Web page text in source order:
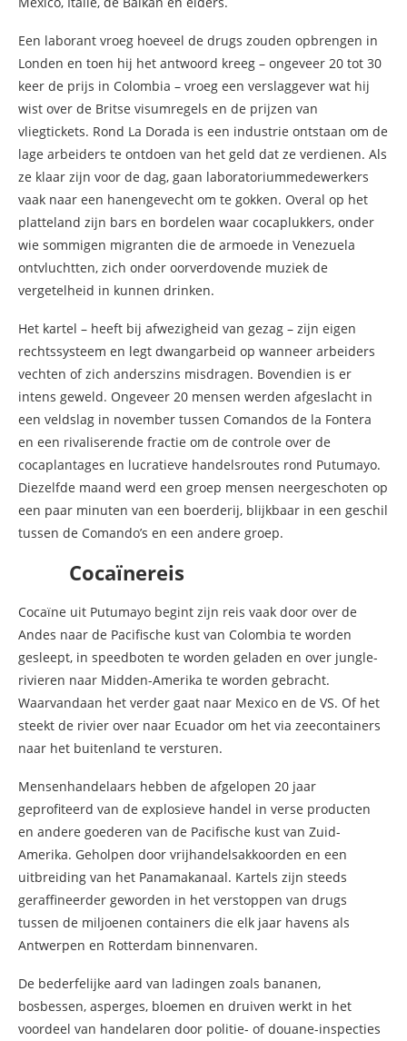
Een laborant vroeg hoeveel de drugs zouden opbrengen in
Londen en toen hij het antwoord kreeg – ongeveer 20 tot 30
keer de prijs in Colombia – vroeg een verslaggever wat hij
wist over de Britse visumregels en de prijzen van
vliegtickets. Rond La Dorada is een industrie ontstaan ​​om de
lage arbeiders te ontdoen van het geld dat ze verdienen. Als
ze klaar zijn voor de dag, gaan laboratoriummedewerkers
vaak naar een hanengevecht om te gokken. Overal op het
platteland zijn bars en bordelen waar cocaplukkers, onder
wie sommigen migranten die de armoede in Venezuela
ontvluchtten, zich onder oorverdovende muziek de
vergetelheid in kunnen drinken.
Het kartel – heeft bij afwezigheid van gezag – zijn eigen
rechtssysteem en legt dwangarbeid op wanneer arbeiders
vechten of zich anderszins misdragen. Bovendien is er
intens geweld. Ongeveer 20 mensen werden afgeslacht in
een veldslag in november tussen Comandos de la Fontera
en een rivaliserende fractie om de controle over de
cocaplantages en lucratieve handelsroutes rond Putumayo.
Diezelfde maand werd een groep mensen neergeschoten op
een paar minuten van een boerderij, blijkbaar in een geschil
tussen de Comando’s en een andere groep.
Cocaïnereis
Cocaïne uit Putumayo begint zijn reis vaak door over de
Andes naar de Pacifische kust van Colombia te worden
gesleept, in speedboten te worden geladen en over jungle-
rivieren naar Midden-Amerika te worden gebracht.
Waarvandaan het verder gaat naar Mexico en de VS. Of het
steekt de rivier over naar Ecuador om het via zeecontainers
naar het buitenland te versturen.
Mensenhandelaars hebben de afgelopen 20 jaar
geprofiteerd van de explosieve handel in verse producten
en andere goederen van de Pacifische kust van Zuid-
Amerika. Geholpen door vrijhandelsakkoorden en een
uitbreiding van het Panamakanaal. Kartels zijn steeds
geraffineerder geworden in het verstoppen van drugs
tussen de miljoenen containers die elk jaar havens als
Antwerpen en Rotterdam binnenvaren.
De bederfelijke aard van ladingen zoals bananen,
bosbessen, asperges, bloemen en druiven werkt in het
voordeel van handelaren door politie- of douane-inspecties